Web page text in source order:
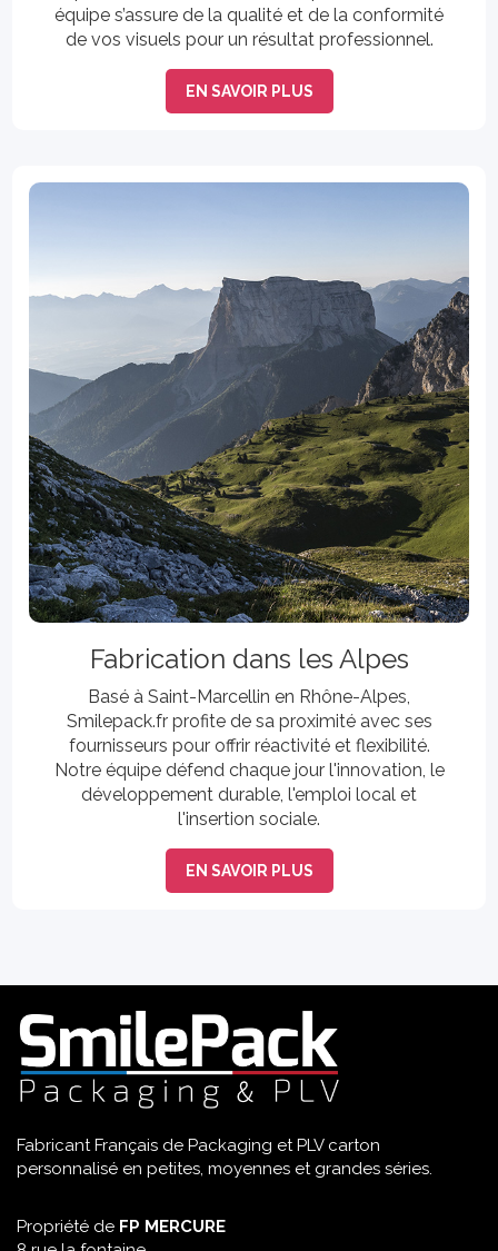
équipe s’assure de la qualité et de la conformité
de vos visuels pour un résultat professionnel.
EN SAVOIR PLUS
Fabrication dans les Alpes
Basé à Saint-Marcellin en Rhône-Alpes,
Smilepack.fr profite de sa proximité avec ses
fournisseurs pour offrir réactivité et flexibilité.
Notre équipe défend chaque jour l'innovation, le
développement durable, l'emploi local et
l'insertion sociale.
EN SAVOIR PLUS
Fabricant Français de Packaging et PLV carton
personnalisé en petites, moyennes et grandes séries.
Propriété de FP MERCURE